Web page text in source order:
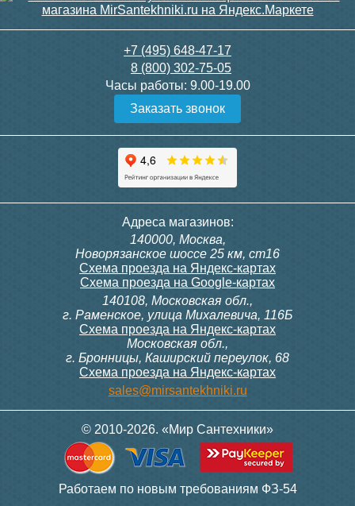
+7 (495) 648-47-17
8 (800) 302-75-05
Часы работы: 9.00-19.00
Заказать звонок
Адреса магазинов:
140000, Москва,
Новорязанское шоссе 25 км, ст16
Схема проезда на Яндекс-картах
Схема проезда на Google-картах
140108, Московская обл.,
г. Раменское, улица Михалевича, 116Б
Схема проезда на Яндекс-картах
Московская обл.,
г. Бронницы, Каширский переулок, 68
Схема проезда на Яндекс-картах
sales@mirsantekhniki.ru
© 2010-2026. «Мир Сантехники»
Работаем по новым требованиям ФЗ-54